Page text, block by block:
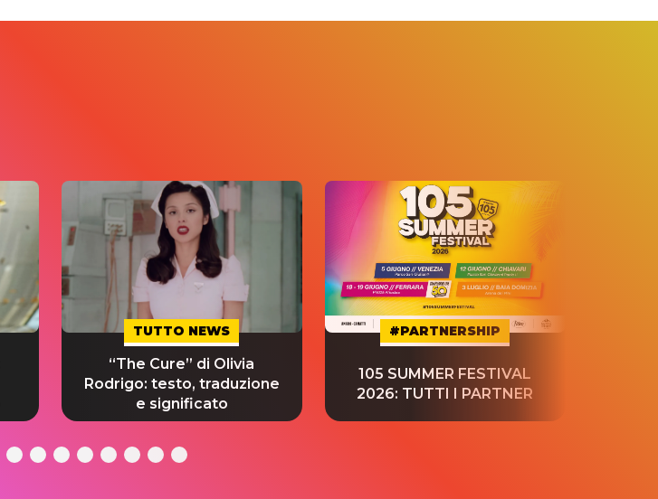
TUTTO NEWS
“The Cure” di Olivia
Rodrigo: testo, traduzione
e significato
#PARTNERSHIP
105 SUMMER FESTIVAL
2026: TUTTI I PARTNER